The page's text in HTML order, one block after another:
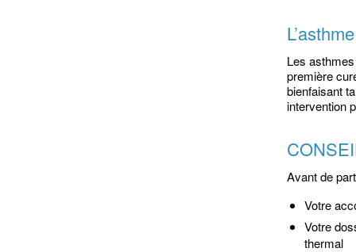
Les
première
bienfaisant
intervention
Avant de
Votre
Votre
thermal